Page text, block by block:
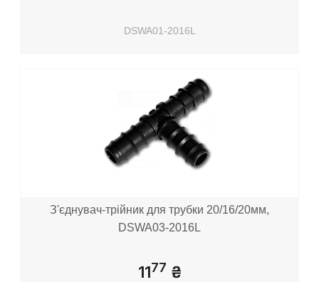
DSWA01-2016L
З'єднувач-трійник для трубки 20/16/20мм,
DSWA03-2016L
1177 ₴